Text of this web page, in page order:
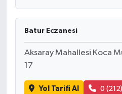
Batur Eczanesi
Aksaray Mahallesi Koca
17
Yol Tarifi Al 0